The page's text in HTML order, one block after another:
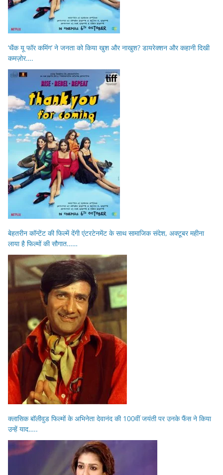
‘थैंक यू फॉर कमिंग’ ने जनता को किया खुश और नाखुश? डायरेक्शन और कहानी दिखी
कमज़ोर….
बेहतरीन कॉन्टेंट की फिल्में देंगी एंटरटेनमेंट के साथ सामाजिक संदेश, अक्टूबर महीना
लाया है फिल्मों की सौगात……
क्लासिक बॉलीवुड फिल्मों के अभिनेता देवानंद की 100वीं जयंती पर उनके फैंस ने किया
उन्हें याद…..